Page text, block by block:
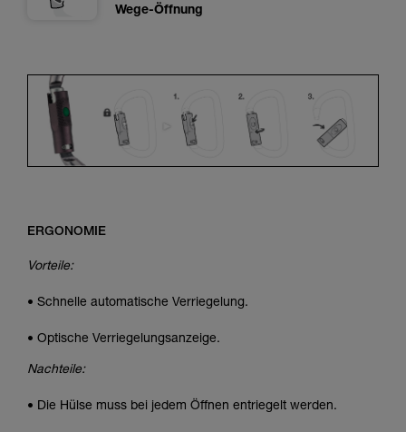
Wege-Öffnung
ERGONOMIE
Vorteile:
• Schnelle automatische Verriegelung.
• Optische Verriegelungsanzeige.
Nachteile:
• Die Hülse muss bei jedem Öffnen entriegelt werden.